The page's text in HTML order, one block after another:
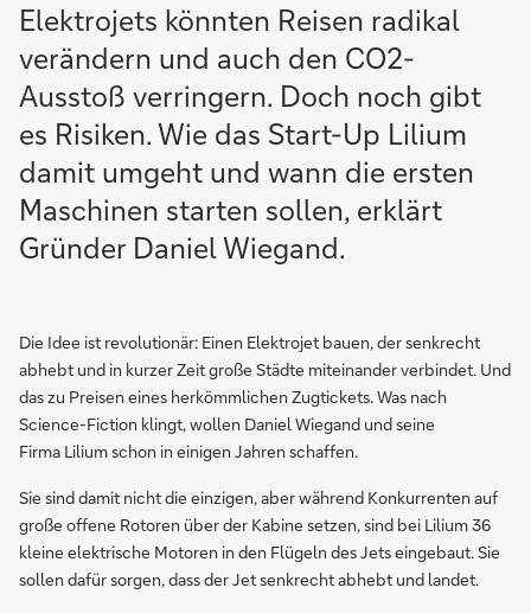
Elektrojets könnten Reisen radikal
verändern und auch den CO2-
Ausstoß verringern. Doch noch gibt
es Risiken. Wie das Start-Up Lilium
damit umgeht und wann die ersten
Maschinen starten sollen, erklärt
Gründer Daniel Wiegand.
Die Idee ist revolutionär: Einen Elektrojet bauen, der senkrecht
abhebt und in kurzer Zeit große Städte miteinander verbindet. Und
das zu Preisen eines herkömmlichen Zugtickets. Was nach
Science-Fiction klingt, wollen Daniel Wiegand und seine
Firma Lilium schon in einigen Jahren schaffen.
Sie sind damit nicht die einzigen, aber während Konkurrenten auf
große offene Rotoren über der Kabine setzen, sind bei Lilium 36
kleine elektrische Motoren in den Flügeln des Jets eingebaut. Sie
sollen dafür sorgen, dass der Jet senkrecht abhebt und landet.